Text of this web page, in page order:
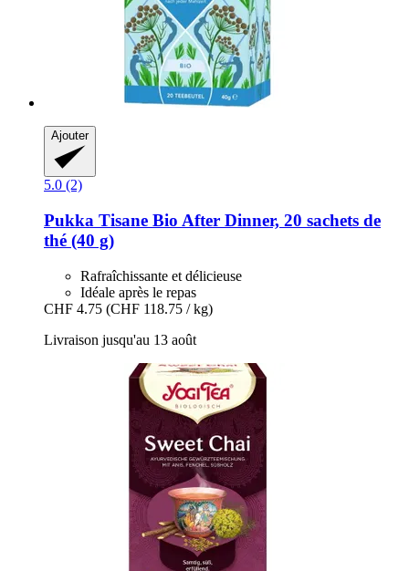
Ajouter
5.0 (2)
Pukka Tisane Bio After Dinner, 20 sachets de
thé (40 g)
Rafraîchissante et délicieuse
Idéale après le repas
CHF 4.75 (CHF 118.75 / kg)
Livraison jusqu'au 13 août